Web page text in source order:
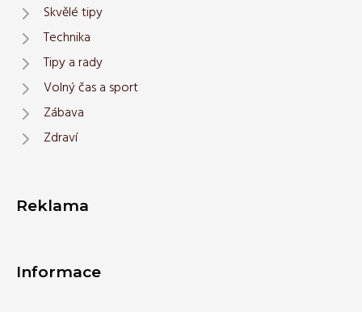
Skvělé tipy
Technika
Tipy a rady
Volný čas a sport
Zábava
Zdraví
Reklama
Informace